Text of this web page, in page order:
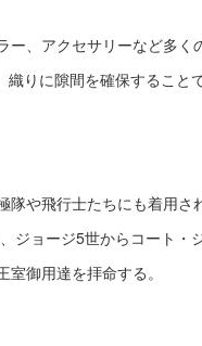
ー、アクセサリーなど多く
りに隙間を確保すること
隊や飛行士たちにも着用さ
ジョージ5世からコート・
御用達を拝命する。